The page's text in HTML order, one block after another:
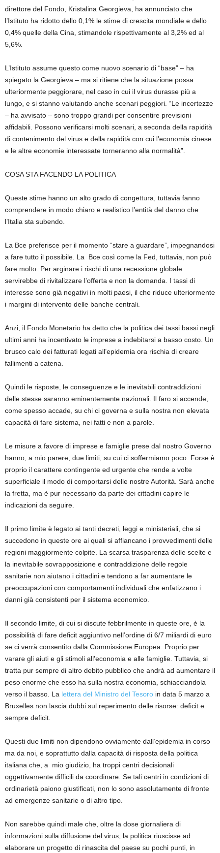
direttore del Fondo, Kristalina Georgieva, ha annunciato che
l’Istituto ha ridotto dello 0,1% le stime di crescita mondiale e dello
0,4% quelle della Cina, stimandole rispettivamente al 3,2% ed al
5,6%.
L’Istituto assume questo come nuovo scenario di “base” – ha
spiegato la Georgieva – ma si ritiene che la situazione possa
ulteriormente peggiorare, nel caso in cui il virus durasse più a
lungo, e si stanno valutando anche scenari peggiori. “Le incertezze
– ha avvisato – sono troppo grandi per consentire previsioni
affidabili. Possono verificarsi molti scenari, a seconda della rapidità
di contenimento del virus e della rapidità con cui l’economia cinese
e le altre economie interessate torneranno alla normalità”.
COSA STA FACENDO LA POLITICA
Queste stime hanno un alto grado di congettura, tuttavia fanno
comprendere in modo chiaro e realistico l’entità del danno che
l’Italia sta subendo.
La Bce preferisce per il momento “stare a guardare”, impegnandosi
a fare tutto il possibile. La Bce così come la Fed, tuttavia, non può
fare molto. Per arginare i rischi di una recessione globale
servirebbe di rivitalizzare l’offerta e non la domanda. I tassi di
interesse sono già negativi in molti paesi, il che riduce ulteriormente
i margini di intervento delle banche centrali.
Anzi, il Fondo Monetario ha detto che la politica dei tassi bassi negli
ultimi anni ha incentivato le imprese a indebitarsi a basso costo. Un
brusco calo dei fatturati legati all’epidemia ora rischia di creare
fallimenti a catena.
Quindi le risposte, le conseguenze e le inevitabili contraddizioni
delle stesse saranno eminentemente nazionali. Il faro si accende,
come spesso accade, su chi ci governa e sulla nostra non elevata
capacità di fare sistema, nei fatti e non a parole.
Le misure a favore di imprese e famiglie prese dal nostro Governo
hanno, a mio parere, due limiti, su cui ci soffermiamo poco. Forse è
proprio il carattere contingente ed urgente che rende a volte
superficiale il modo di comportarsi delle nostre Autorità. Sarà anche
la fretta, ma è pur necessario da parte dei cittadini capire le
indicazioni da seguire.
Il primo limite è legato ai tanti decreti, leggi e ministeriali, che si
succedono in queste ore ai quali si affiancano i provvedimenti delle
regioni maggiormente colpite. La scarsa trasparenza delle scelte e
la inevitabile sovrapposizione e contraddizione delle regole
sanitarie non aiutano i cittadini e tendono a far aumentare le
preoccupazioni con comportamenti individuali che enfatizzano i
danni già consistenti per il sistema economico.
Il secondo limite, di cui si discute febbrilmente in queste ore, è la
possibilità di fare deficit aggiuntivo nell’ordine di 6/7 miliardi di euro
se ci verrà consentito dalla Commissione Europea. Proprio per
varare gli aiuti e gli stimoli all’economia e alle famiglie. Tuttavia, si
tratta pur sempre di altro debito pubblico che andrà ad aumentare il
peso enorme che esso ha sulla nostra economia, schiacciandola
verso il basso. La lettera del Ministro del Tesoro in data 5 marzo a
Bruxelles non lascia dubbi sul reperimento delle risorse: deficit e
sempre deficit.
Questi due limiti non dipendono ovviamente dall’epidemia in corso
ma da noi, e soprattutto dalla capacità di risposta della politica
italiana che, a mio giudizio, ha troppi centri decisionali
oggettivamente difficili da coordinare. Se tali centri in condizioni di
ordinarietà paiono giustificati, non lo sono assolutamente di fronte
ad emergenze sanitarie o di altro tipo.
Non sarebbe quindi male che, oltre la dose giornaliera di
informazioni sulla diffusione del virus, la politica riuscisse ad
elaborare un progetto di rinascita del paese su pochi punti, in